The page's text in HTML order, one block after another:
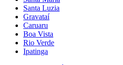
Santa Luzia
Gravataí
Caruaru
Boa Vista
Rio Verde
Ipatinga